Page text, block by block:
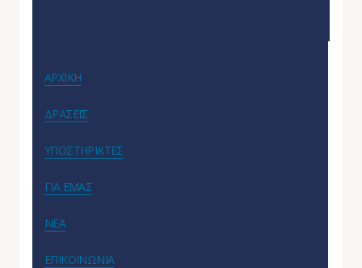
ΑΡΧΙΚΗ
ΔΡΑΣΕΙΣ
ΥΠΟΣΤΗΡΙΚΤΕΣ
ΓΙΑ ΕΜΑΣ
ΝΕΑ
ΕΠΙΚΟΙΝΩΝΙΑ